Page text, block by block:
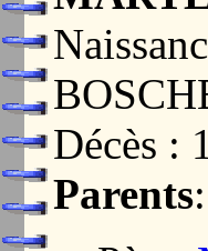
Décès :
Parents: